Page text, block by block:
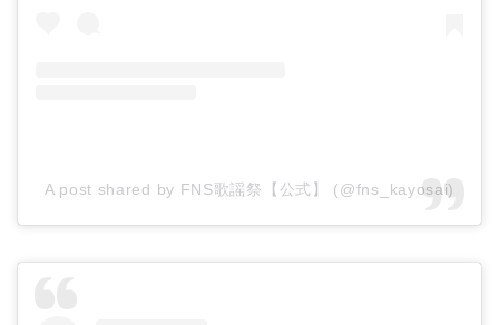
A post shared by FNS歌謡祭【公式】 (@fns_kayosai)